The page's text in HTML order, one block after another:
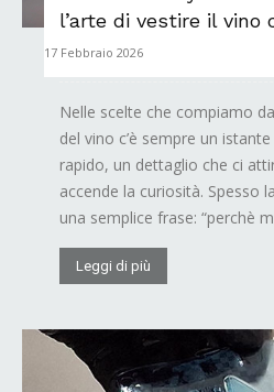
l’arte di vestire il
17 Febbraio 2026
Nelle scelte che compiamo
del vino c’è sempre un
rapido, un dettaglio che ci
accende la curiosità. Spesso
una semplice frase: “perchè
Leggi di più